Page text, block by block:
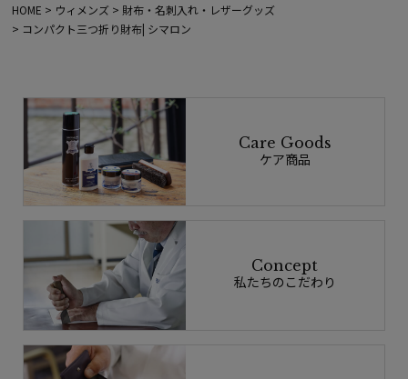
HOME
ウィメンズ
財布・名刺入れ・レザーグッズ
コンパクト三つ折り財布| シマロン
Care Goods
ケア商品
Concept
私たちのこだわり